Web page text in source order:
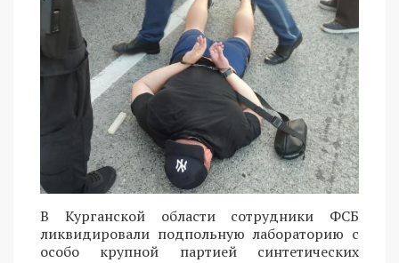
В Курганской области сотрудники ФСБ
ликвидировали подпольную лабораторию с
особо крупной партией синтетических